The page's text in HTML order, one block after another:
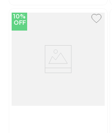
10%
OFF